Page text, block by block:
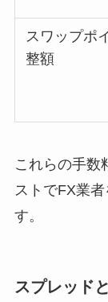
スワップポ
整額
これらの手数
ストでFX業
す。
スプレッド